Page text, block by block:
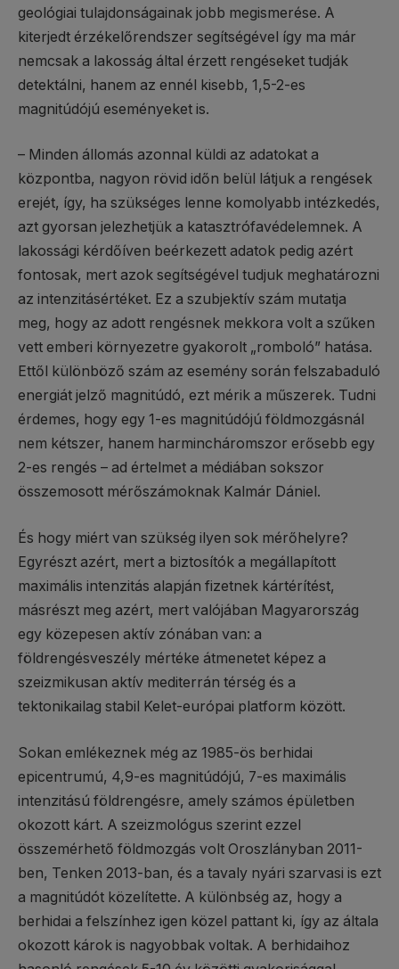
geológiai tulajdonságainak jobb megismerése. A
kiterjedt érzékelőrendszer segítségével így ma már
nemcsak a lakosság által érzett rengéseket tudják
detektálni, hanem az ennél kisebb, 1,5-2-es
magnitúdójú eseményeket is.
– Minden állomás azonnal küldi az adatokat a
központba, nagyon rövid időn belül látjuk a rengések
erejét, így, ha szükséges lenne komolyabb intézkedés,
azt gyorsan jelezhetjük a katasztrófavédelemnek. A
lakossági kérdőíven beérkezett adatok pedig azért
fontosak, mert azok segítségével tudjuk meghatározni
az intenzitásértéket. Ez a szubjektív szám mutatja
meg, hogy az adott rengésnek mekkora volt a szűken
vett emberi környezetre gyakorolt „romboló” hatása.
Ettől különböző szám az esemény során felszabaduló
energiát jelző magnitúdó, ezt mérik a műszerek. Tudni
érdemes, hogy egy 1-es magnitúdójú földmozgásnál
nem kétszer, hanem harmincháromszor erősebb egy
2-es rengés – ad értelmet a médiában sokszor
összemosott mérőszámoknak Kalmár Dániel.
És hogy miért van szükség ilyen sok mérőhelyre?
Egyrészt azért, mert a biztosítók a megállapított
maximális intenzitás alapján fizetnek kártérítést,
másrészt meg azért, mert valójában Magyarország
egy közepesen aktív zónában van: a
földrengésveszély mértéke átmenetet képez a
szeizmikusan aktív mediterrán térség és a
tektonikailag stabil Kelet-európai platform között.
Sokan emlékeznek még az 1985-ös berhidai
epicentrumú, 4,9-es magnitúdójú, 7-es maximális
intenzitású földrengésre, amely számos épületben
okozott kárt. A szeizmológus szerint ezzel
összemérhető földmozgás volt Oroszlányban 2011-
ben, Tenken 2013-ban, és a tavaly nyári szarvasi is ezt
a magnitúdót közelítette. A különbség az, hogy a
berhidai a felszínhez igen közel pattant ki, így az általa
okozott károk is nagyobbak voltak. A berhidaihoz